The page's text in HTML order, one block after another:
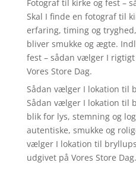
Fotograf til kirke og fest –
Skal I finde en fotograf til
erfaring, timing og
bliver smukke og ægte.
fest – sådan vælger I
Vores Store Dag.
Sådan vælger I lokation til
Sådan vælger I lokation til
blik for lys, stemning og
autentiske, smukke og
vælger I lokation til
udgivet på Vores Store Dag.